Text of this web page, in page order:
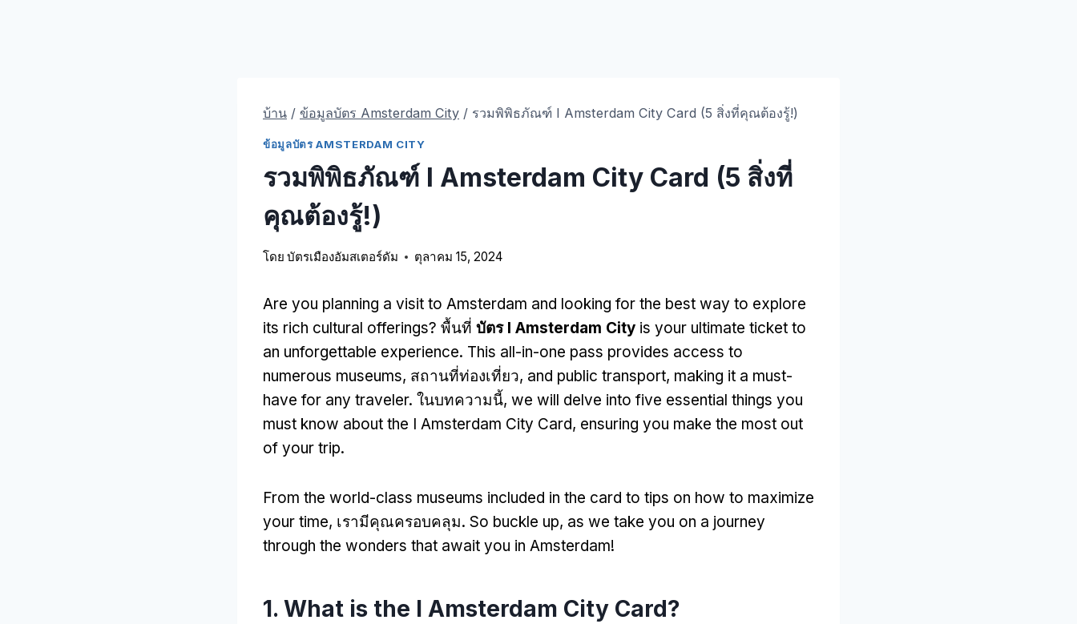
บ้าน / ข้อมูลบัตร Amsterdam City / รวมพิพิธภัณฑ์ I Amsterdam City Card (5 สิ่งที่คุณต้องรู้!)
ข้อมูลบัตร AMSTERDAM CITY
รวมพิพิธภัณฑ์ I Amsterdam City Card (5 สิ่งที่
คุณต้องรู้!)
โดย บัตรเมืองอัมสเตอร์ดัม ตุลาคม 15, 2024
Are you planning a visit to Amsterdam and looking for the best way to explore
its rich cultural offerings? พื้นที่ บัตร I Amsterdam City is your ultimate ticket to
an unforgettable experience. This all-in-one pass provides access to
numerous museums, สถานที่ท่องเที่ยว, and public transport, making it a must-
have for any traveler. ในบทความนี้, we will delve into five essential things you
must know about the I Amsterdam City Card, ensuring you make the most out
of your trip.
From the world-class museums included in the card to tips on how to maximize
your time, เรามีคุณครอบคลุม. So buckle up, as we take you on a journey
through the wonders that await you in Amsterdam!
1. What is the I Amsterdam City Card?